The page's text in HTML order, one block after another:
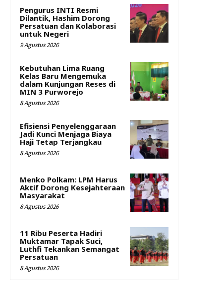
Pengurus INTI Resmi
Dilantik, Hashim Dorong
Persatuan dan Kolaborasi
untuk Negeri
9 Agustus 2026
Kebutuhan Lima Ruang
Kelas Baru Mengemuka
dalam Kunjungan Reses di
MIN 3 Purworejo
8 Agustus 2026
Efisiensi Penyelenggaraan
Jadi Kunci Menjaga Biaya
Haji Tetap Terjangkau
8 Agustus 2026
Menko Polkam: LPM Harus
Aktif Dorong Kesejahteraan
Masyarakat
8 Agustus 2026
11 Ribu Peserta Hadiri
Muktamar Tapak Suci,
Luthfi Tekankan Semangat
Persatuan
8 Agustus 2026